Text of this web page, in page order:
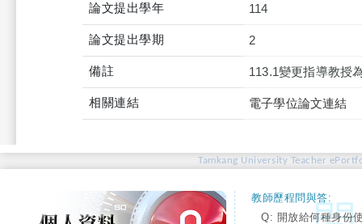
論文提出學年 114
論文提出學期 2
備註 113.1變更指導教授
相關連結 電子學位論文連結
Tamkang University Teacher
教師歷程問與答:
Q: 開放給何種身份